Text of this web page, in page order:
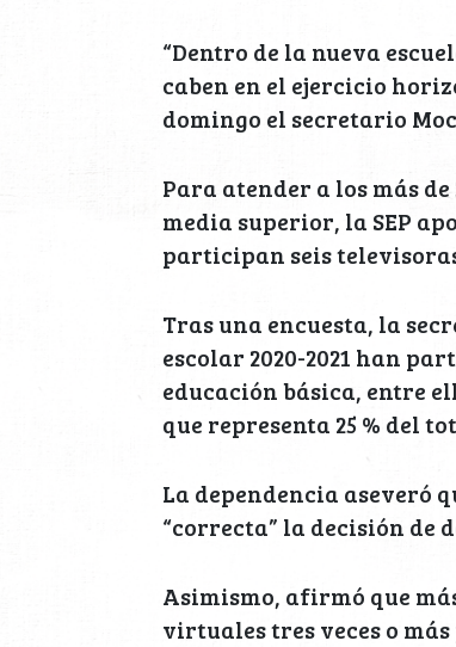
“Dentro de la nueva
caben en el ejercicio
domingo el secretario
Para atender a los más
media superior, la SEP
participan seis
Tras una encuesta, la
escolar 2020-2021 han
educación básica, entre
que representa 25 % del
La dependencia aseveró
“correcta” la decisión de
Asimismo, afirmó que
virtuales tres veces o